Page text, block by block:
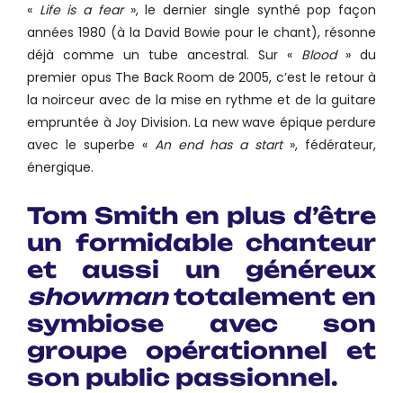
« Life is a fear», le dernier single synthé pop façon
années 1980 (à la David Bowie pour le chant), résonne
déjà comme un tube ancestral. Sur « Blood» du
premier opus The Back Room de 2005, c’est le retour à
la noirceur avec de la mise en rythme et de la guitare
empruntée à Joy Division. La new wave épique perdure
avec le superbe « An end has a start», fédérateur,
énergique.
Tom Smith en plus d’être
un formidable chanteur
et aussi un généreux
showmantotalement en
symbiose avec son
groupe opérationnel et
son public passionnel.